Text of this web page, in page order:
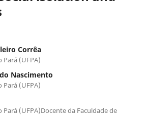
Corrêa
Pará (UFPA)
Nascimento
Pará (UFPA)
(UFPA)Docente da Faculdade de